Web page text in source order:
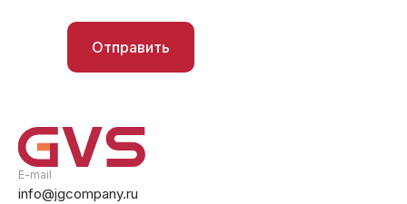
Отправить
E-mail
info@jgcompany.ru